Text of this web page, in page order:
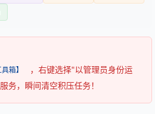
箱】
，右键选择"以管理员身份运
务，瞬间清空积压任务！